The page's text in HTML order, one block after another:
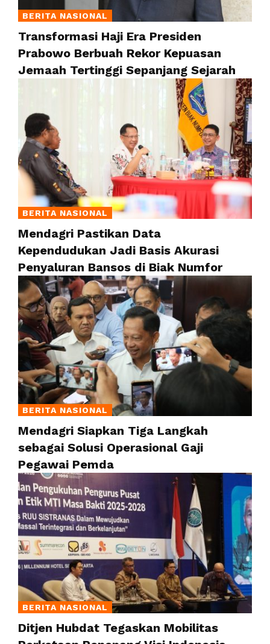
BERITA NASIONAL
Transformasi Haji Era Presiden
Prabowo Berbuah Rekor Kepuasan
Jemaah Tertinggi Sepanjang Sejarah
BERITA NASIONAL
Mendagri Pastikan Data
Kependudukan Jadi Basis Akurasi
Penyaluran Bansos di Biak Numfor
BERITA NASIONAL
Mendagri Siapkan Tiga Langkah
sebagai Solusi Operasional Gaji
Pegawai Pemda
BERITA NASIONAL
Ditjen Hubdat Tegaskan Mobilitas